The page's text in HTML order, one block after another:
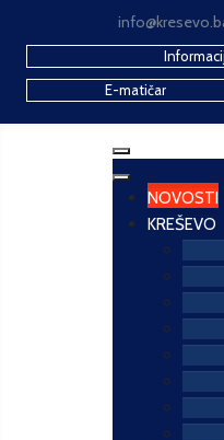
E-matičar
NOVOSTI
KREŠEVO